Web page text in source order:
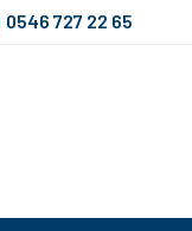
0546 727 22 65